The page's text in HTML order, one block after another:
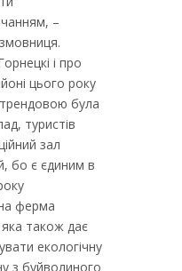
–
і про
цього року
була
туристів
зал
бо є єдиним в
ферма
яка також дає
екологічну
з буйволиного